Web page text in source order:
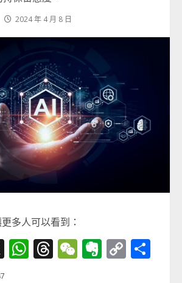
2024 年 4 月 8 日
多人可以看到：
X WhatsApp
Threads
WeChat
Evernote
Copy